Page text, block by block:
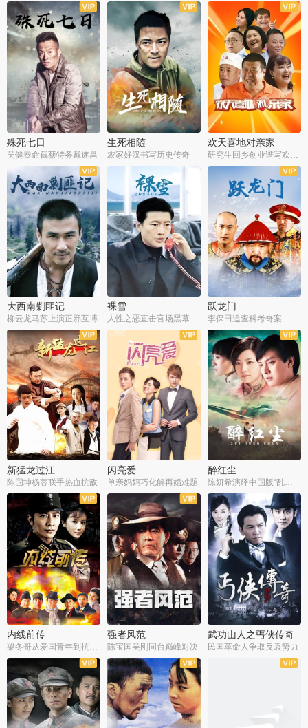
全34集
殊死七日
吴健奉命截获特务戴遂昌
全21集
生死相随
农家好汉书写历史传奇
全35集
欢天喜地对亲家
大西南剿匪记
柳云龙马苏上演正邪互博
全21集
裸雪
人性之恶直击官场黑幕
全30集
跃龙门
李保田追查科考奇案
全36集
新猛龙过江
陈国坤杨蓉联手热血抗敌
全37集
闪亮爱
单亲妈妈巧化解再婚难题
全30集
醉红尘
陈妍希演绎中国版“乱世佳人”
全30集
内线前传
全30集
强者风范
陈宝国吴刚同台巅峰对决
全30集
武功山人之丐侠传奇
民国革命人争取反袁势力
全38集
全9集